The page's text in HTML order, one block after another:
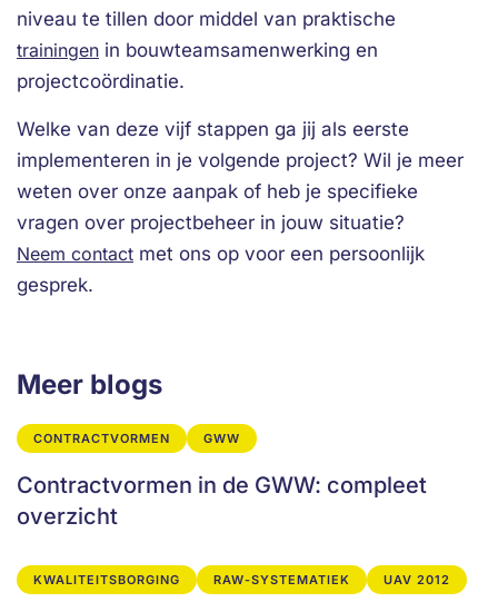
niveau te tillen door middel van praktische
trainingen in bouwteamsamenwerking en
projectcoördinatie.
Welke van deze vijf stappen ga jij als eerste
implementeren in je volgende project? Wil je meer
weten over onze aanpak of heb je specifieke
vragen over projectbeheer in jouw situatie?
Neem contact met ons op voor een persoonlijk
gesprek.
Meer blogs
CONTRACTVORMEN GWW
Contractvormen in de GWW: compleet
overzicht
KWALITEITSBORGING RAW-SYSTEMATIEK UAV 2012